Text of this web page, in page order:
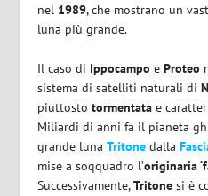
nel 1989, che mostrano un
luna più grande.
Il caso di Ippocampo eProteo
sistema di satelliti naturali di
piuttosto tormentata e
Miliardi di anni fa il pianeta
grande lunaTritone dalla
mise a soqquadro l’originaria
Successivamente,Tritone si è